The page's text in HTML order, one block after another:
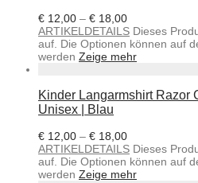
€ 12,00 – € 18,00
ARTIKELDETAILS Dieses
auf. Die Optionen können auf
werden Zeige mehr
Kinder Langarmshirt Razor
Unisex | Blau
€ 12,00 – € 18,00
ARTIKELDETAILS Dieses
auf. Die Optionen können auf
werden Zeige mehr